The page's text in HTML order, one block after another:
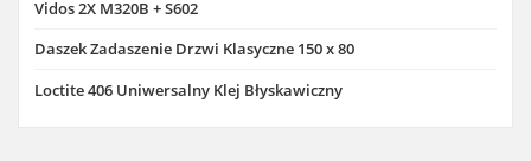
Vidos 2X M320B + S602
Daszek Zadaszenie Drzwi Klasyczne 150 x 80
Loctite 406 Uniwersalny Klej Błyskawiczny